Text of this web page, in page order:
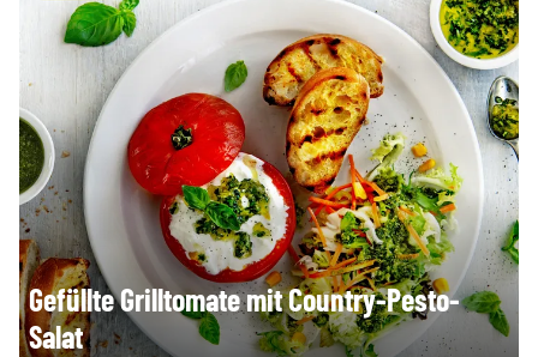
Gefüllte Grilltomate mit Country-Pesto-
Salat